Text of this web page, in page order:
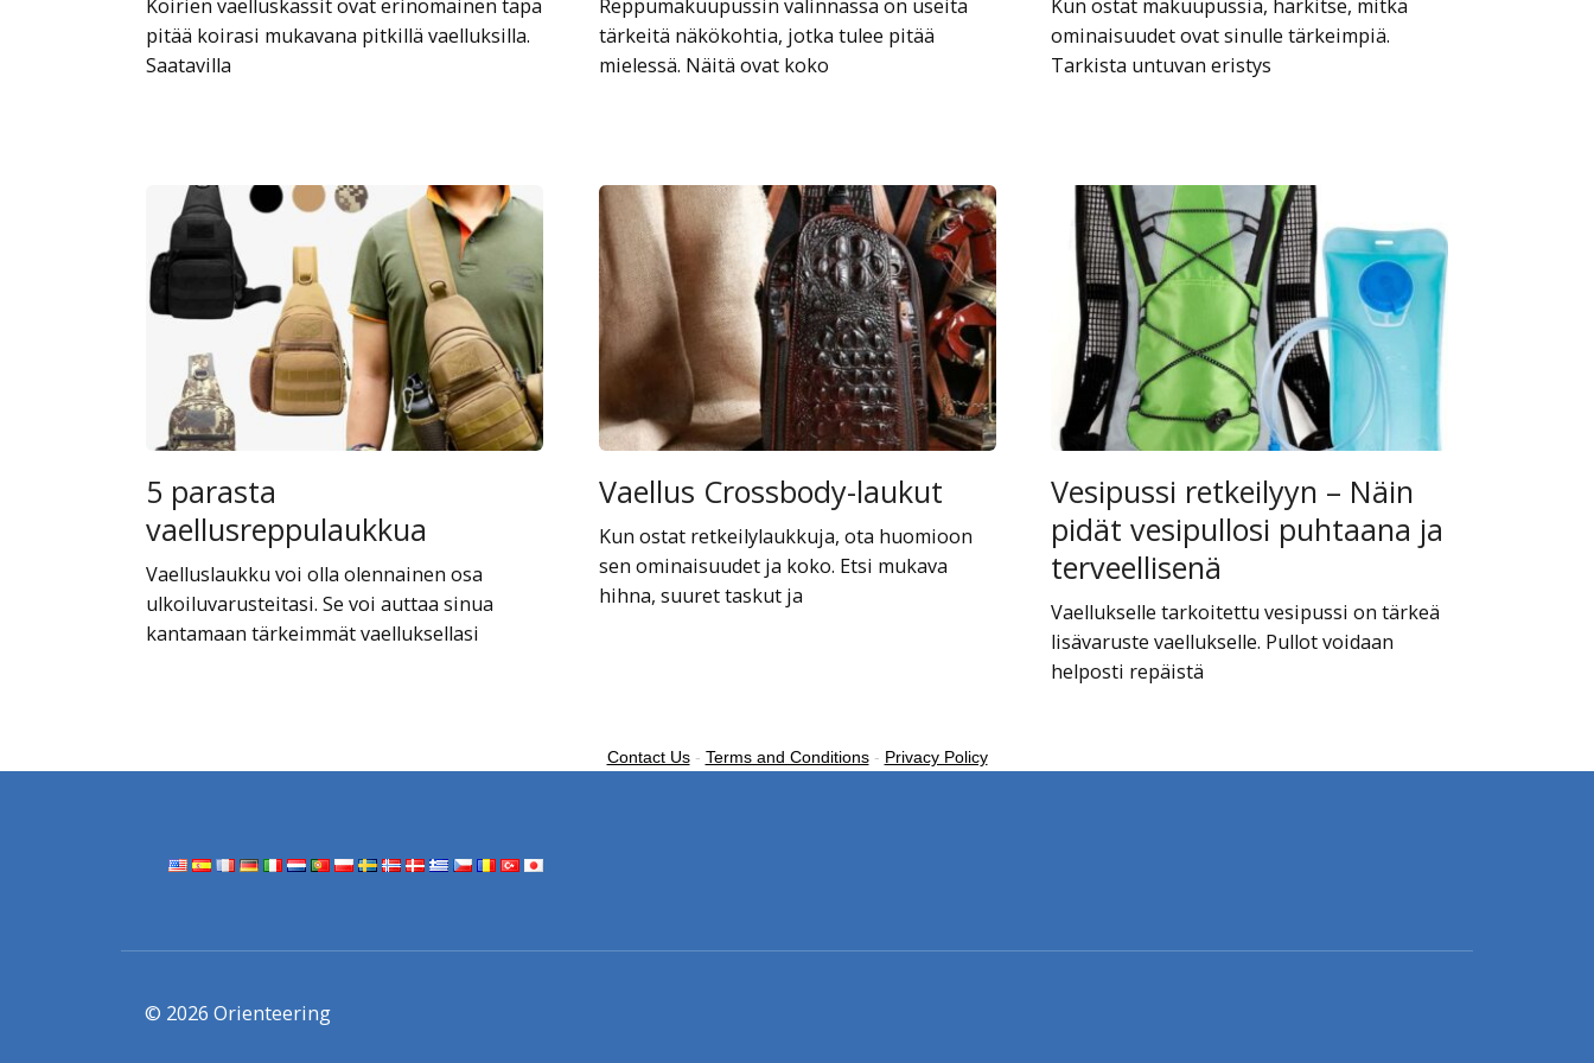
Koirien vaelluskassit ovat erinomainen tapa
pitää koirasi mukavana pitkillä vaelluksilla.
Saatavilla
Reppumakuupussin valinnassa on useita
tärkeitä näkökohtia, jotka tulee pitää
mielessä. Näitä ovat koko
Kun ostat makuupussia, harkitse, mitkä
ominaisuudet ovat sinulle tärkeimpiä.
Tarkista untuvan eristys
5 parasta
vaellusreppulaukkua
Vaelluslaukku voi olla olennainen osa
ulkoiluvarusteitasi. Se voi auttaa sinua
kantamaan tärkeimmät vaelluksellasi
Vaellus Crossbody-laukut
Kun ostat retkeilylaukkuja, ota huomioon
sen ominaisuudet ja koko. Etsi mukava
hihna, suuret taskut ja
Vesipussi retkeilyyn – Näin
pidät vesipullosi puhtaana ja
terveellisenä
Vaellukselle tarkoitettu vesipussi on tärkeä
lisävaruste vaellukselle. Pullot voidaan
helposti repäistä
© 2026 Orienteering
Contact Us- Terms and Conditions- Privacy Policy